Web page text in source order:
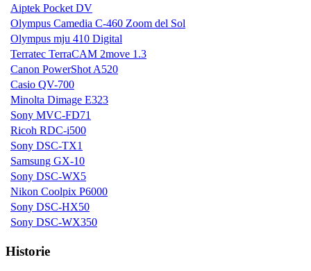
Aiptek Pocket DV
Olympus Camedia C-460 Zoom del Sol
Olympus mju 410 Digital
Terratec TerraCAM 2move 1.3
Canon PowerShot A520
Casio QV-700
Minolta Dimage E323
Sony MVC-FD71
Ricoh RDC-i500
Sony DSC-TX1
Samsung GX-10
Sony DSC-WX5
Nikon Coolpix P6000
Sony DSC-HX50
Sony DSC-WX350
Historie